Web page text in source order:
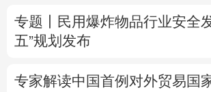
专题丨
民用爆炸物品行业安全
五”规划发布
专家解读中国首例对外贸易国